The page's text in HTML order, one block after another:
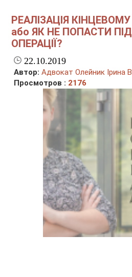
РЕАЛІЗАЦІЯ
або ЯК НЕ ПОПАСТИ
ОПЕРАЦІЇ?
22.10.2019
Автор: Адвокат Олейник Ірина
Просмотров : 2176